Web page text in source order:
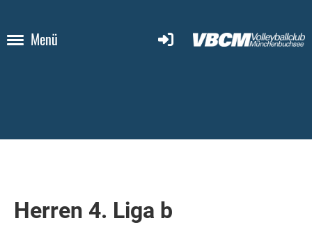
Menü
Herren 4. Liga b